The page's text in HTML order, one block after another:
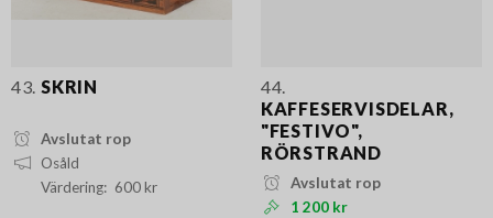
43. SKRIN
Avslutat rop
Osåld
600 kr
44.
KAFFESERVISDELAR,
"FESTIVO",
RÖRSTRAND
Avslutat rop
1 200 kr